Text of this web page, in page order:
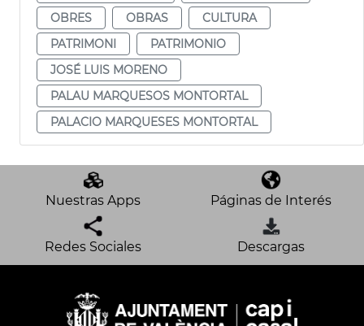
OBRES
OBRAS
CULTURA
PATRIMONI
PATRIMONIO
JOSÉ LUIS MORENO
PALAU MARQUESOS MONTORTAL
PALACIO MARQUESES MONTORTAL
Nuestras Apps Páginas de Interés
Redes Sociales Descargas